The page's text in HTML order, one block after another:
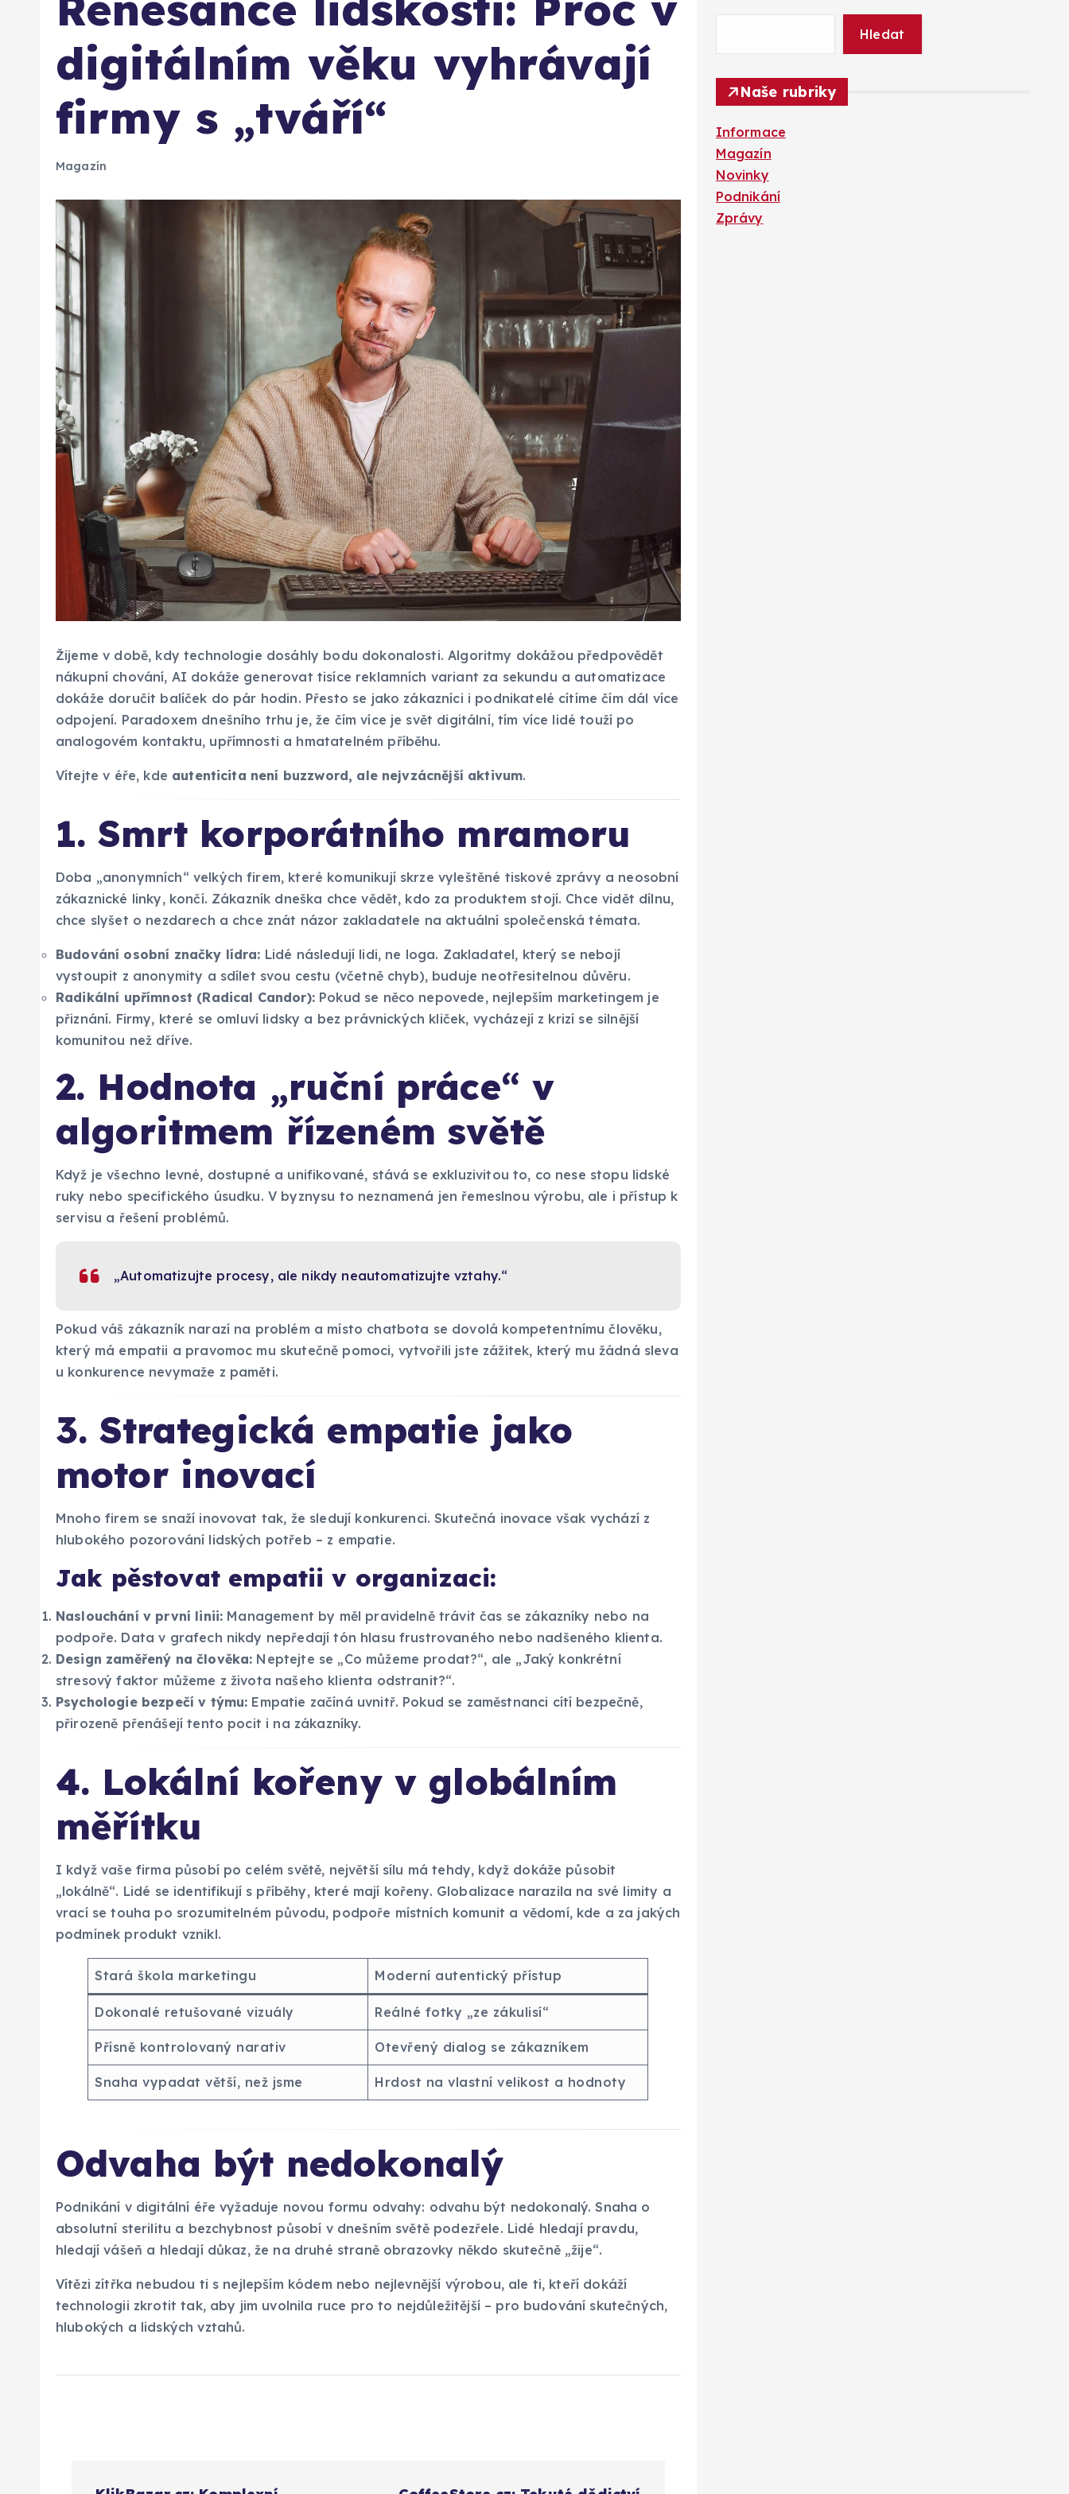
digitálním věku vyhrávají
firmy s „tváří“
Magazín
Žijeme v době, kdy technologie dosáhly bodu dokonalosti. Algoritmy dokážou předpovědět
nákupní chování, AI dokáže generovat tisíce reklamních variant za sekundu a automatizace
dokáže doručit balíček do pár hodin. Přesto se jako zákazníci i podnikatelé cítíme čím dál více
odpojení. Paradoxem dnešního trhu je, že čím více je svět digitální, tím více lidé touží po
analogovém kontaktu, upřímnosti a hmatatelném příběhu.
Vítejte v éře, kde autenticita není buzzword, ale nejvzácnější aktivum.
1. Smrt korporátního mramoru
Doba „anonymních“ velkých firem, které komunikují skrze vyleštěné tiskové zprávy a neosobní
zákaznické linky, končí. Zákazník dneška chce vědět, kdo za produktem stojí. Chce vidět dílnu,
chce slyšet o nezdarech a chce znát názor zakladatele na aktuální společenská témata.
Budování osobní značky lídra: Lidé následují lidi, ne loga. Zakladatel, který se nebojí
vystoupit z anonymity a sdílet svou cestu (včetně chyb), buduje neotřesitelnou důvěru.
Radikální upřímnost (Radical Candor):Pokud se něco nepovede, nejlepším marketingem je
přiznání. Firmy, které se omluví lidsky a bez právnických kliček, vycházejí z krizí se silnější
komunitou než dříve.
2. Hodnota „ruční práce“ v
algoritmem řízeném světě
Když je všechno levné, dostupné a unifikované, stává se exkluzivitou to, co nese stopu lidské
ruky nebo specifického úsudku. V byznysu to neznamená jen řemeslnou výrobu, ale i přístup k
servisu a řešení problémů.
„Automatizujte procesy, ale nikdy neautomatizujte vztahy.“
Pokud váš zákazník narazí na problém a místo chatbota se dovolá kompetentnímu člověku,
který má empatii a pravomoc mu skutečně pomoci, vytvořili jste zážitek, který mu žádná sleva
u konkurence nevymaže z paměti.
3. Strategická empatie jako
motor inovací
Mnoho firem se snaží inovovat tak, že sledují konkurenci. Skutečná inovace však vychází z
hlubokého pozorování lidských potřeb – z empatie.
Jak pěstovat empatii v organizaci:
Naslouchání v první linii: Management by měl pravidelně trávit čas se zákazníky nebo na
podpoře. Data v grafech nikdy nepředají tón hlasu frustrovaného nebo nadšeného klienta.
Design zaměřený na člověka: Neptejte se „Co můžeme prodat?“, ale „Jaký konkrétní
stresový faktor můžeme z života našeho klienta odstranit?“.
Psychologie bezpečí v týmu: Empatie začíná uvnitř. Pokud se zaměstnanci cítí bezpečně,
přirozeně přenášejí tento pocit i na zákazníky.
4. Lokální kořeny v globálním
měřítku
I když vaše firma působí po celém světě, největší sílu má tehdy, když dokáže působit
„lokálně“. Lidé se identifikují s příběhy, které mají kořeny. Globalizace narazila na své limity a
vrací se touha po srozumitelném původu, podpoře místních komunit a vědomí, kde a za jakých
podmínek produkt vznikl.
Stará škola marketingu Moderní autentický přístup
Dokonalé retušované vizuály Reálné fotky „ze zákulisí“
Přísně kontrolovaný narativ Otevřený dialog se zákazníkem
Snaha vypadat větší, než jsme Hrdost na vlastní velikost a hodnoty
Odvaha být nedokonalý
Podnikání v digitální éře vyžaduje novou formu odvahy: odvahu být nedokonalý. Snaha o
absolutní sterilitu a bezchybnost působí v dnešním světě podezřele. Lidé hledají pravdu,
hledají vášeň a hledají důkaz, že na druhé straně obrazovky někdo skutečně „žije“.
Vítězi zítřka nebudou ti s nejlepším kódem nebo nejlevnější výrobou, ale ti, kteří dokáží
technologii zkrotit tak, aby jim uvolnila ruce pro to nejdůležitější – pro budování skutečných,
hlubokých a lidských vztahů.
Hledat
Naše rubriky
Informace
Magazín
Novinky
Podnikání
Zprávy